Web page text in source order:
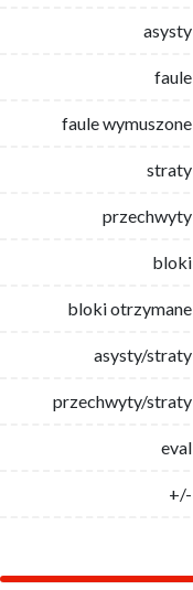
asysty
faule
faule wymuszone
straty
przechwyty
bloki
bloki otrzymane
asysty/straty
przechwyty/straty
eval
+/-
asysty
faule
faule wymuszone
straty
przechwyty
bloki
bloki otrzymane
asysty/straty
przechwyty/straty
eval
+/-